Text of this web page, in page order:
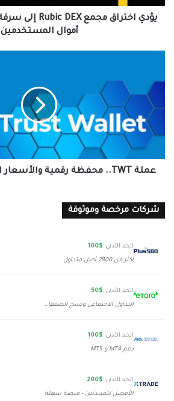
مليون
دولار
أموال المستخدمين
محفظة
رقمية
والأسعار
الشهرية
لعام
عملة TWT.. محفظة رقمية والأسعار الشهرية لعام 2023
شركات مرخصة وموثوقة
الحد الأدنى: $100
أكثر من 2800 أصل متداول
الحد الأدنى: $50
التداول الاجتماعي ونسخ الصفقات
الحد الأدنى: $100
دعم MT4 و MT5
الحد الأدنى: $200
الأفضل للمبتدئين - منصة سهلة